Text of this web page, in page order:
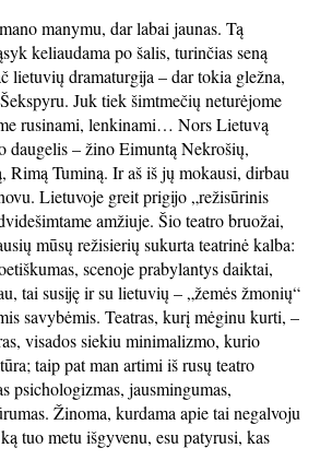
manymu, dar labai jaunas. Tą
keliaudama po šalis, turinčias seną
lietuvių dramaturgija – dar tokia gležna,
Juk tiek šimtmečių neturėjome
rusinami, lenkinami… Nors Lietuvą
daugelis – žino Eimuntą Nekrošių,
Rimą Tuminą. Ir aš iš jų mokausi, dirbau
Lietuvoje greit prigijo „režisūrinis
amžiuje. Šio teatro bruožai,
mūsų režisierių sukurta teatrinė kalba:
scenoje prabylantys daiktai,
tai susiję ir su lietuvių – „žemės žmonių“
savybėmis. Teatras, kurį mėginu kurti, –
visados siekiu minimalizmo, kurio
taip pat man artimi iš rusų teatro
psichologizmas, jausmingumas,
Žinoma, kurdama apie tai negalvoju
tuo metu išgyvenu, esu patyrusi, kas